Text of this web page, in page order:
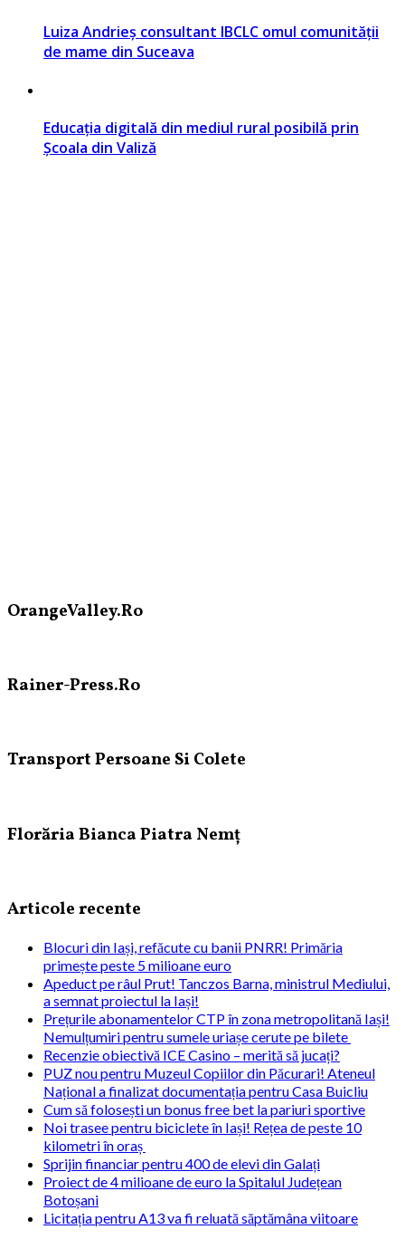
Luiza Andrieș consultant IBCLC omul comunității
de mame din Suceava
Educația digitală din mediul rural posibilă prin
Școala din Valiză
OrangeValley.Ro
Rainer-Press.Ro
Transport Persoane Si Colete
Florăria Bianca Piatra Nemț
Articole recente
Blocuri din Iași, refăcute cu banii PNRR! Primăria
primește peste 5 milioane euro
Apeduct pe râul Prut! Tanczos Barna, ministrul Mediului,
a semnat proiectul la Iași!
Prețurile abonamentelor CTP în zona metropolitană Iași!
Nemulțumiri pentru sumele uriașe cerute pe bilete
Recenzie obiectivă ICE Casino – merită să jucați?
PUZ nou pentru Muzeul Copiilor din Păcurari! Ateneul
Național a finalizat documentația pentru Casa Buicliu
Cum să folosești un bonus free bet la pariuri sportive
Noi trasee pentru biciclete în Iași! Rețea de peste 10
kilometri în oraș
Sprijin financiar pentru 400 de elevi din Galați
Proiect de 4 milioane de euro la Spitalul Județean
Botoșani
Licitația pentru A13 va fi reluată săptămâna viitoare